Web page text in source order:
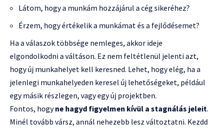
Látom, hogy a munkám hozzájárul a cég sikeréhez?
Érzem, hogy értékelik a munkámat és a fejlődésemet?
Ha a válaszok többsége nemleges, akkor ideje
elgondolkodni a váltáson. Ez nem feltétlenül jelenti azt,
hogy új munkahelyet kell keresned. Lehet, hogy elég, ha a
jelenlegi munkahelyeden keresel új lehetőségeket, például
egy másik részlegen, vagy egy új projektben.
Fontos, hogyne hagyd figyelmen kívül a stagnálás jeleit.
Minél tovább vársz, annál nehezebb lesz változtatni. Kezdd